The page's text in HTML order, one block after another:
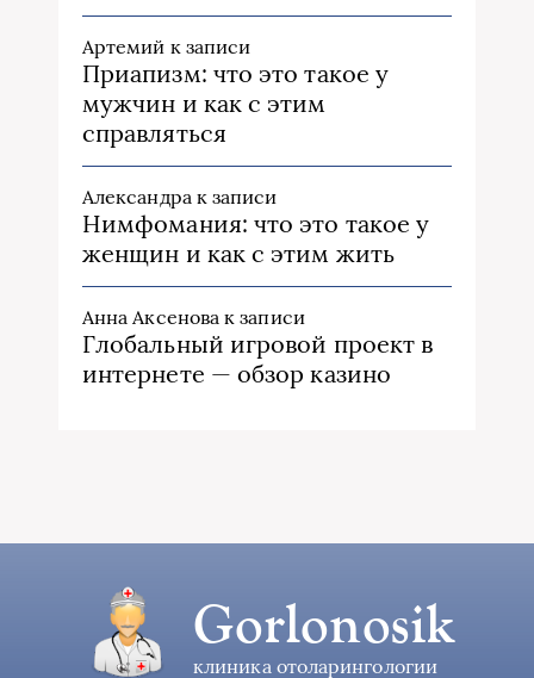
Артемий к записи
Приапизм: что это такое у
мужчин и как с этим
справляться
Александрак записи
Нимфомания: что это такое у
женщин и как с этим жить
Анна Аксенова к записи
Глобальный игровой проект в
интернете — обзор казино
Gorlonosik
клиника отоларингологии